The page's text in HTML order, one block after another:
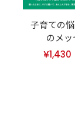
子育ての
のメ
¥1,430